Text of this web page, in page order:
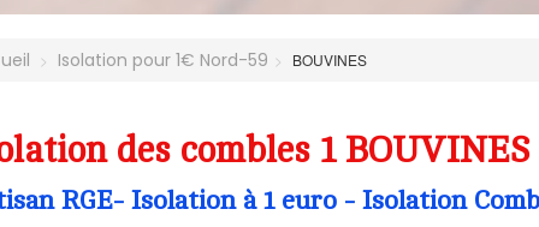
Isolation pour 1€ Nord-59 BOUVINES
des combles 1
RGE- Isolation à 1 euro - Isolation